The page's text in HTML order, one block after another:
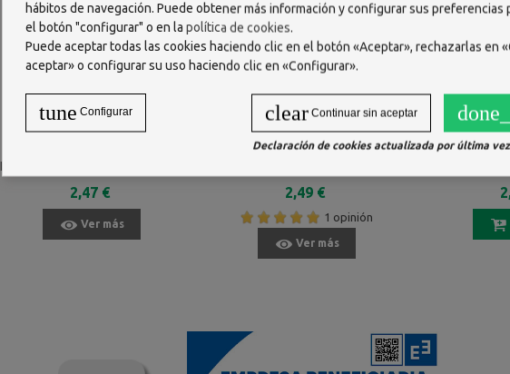
NORMAL FRAGANCIA FRESCA 20
SALVASLIP
2,47 €
Ver más
CAREFREE 100% ORGANIC
SIN FRAGANCIA 30 SALVASLIP
2,49 €
1 opinión
Ver más
EVAX
hábitos de navegación. Puede obtener más información y configurar sus preferencias
el botón "configurar" o en la política de cookies.
Puede aceptar todas las cookies haciendo clic en el botón «Aceptar», rechazarlas en
aceptar» o configurar su uso haciendo clic en «Configurar».
clear Continuar sin aceptar
tune Configurar
Declaración de cookies actualizada por última